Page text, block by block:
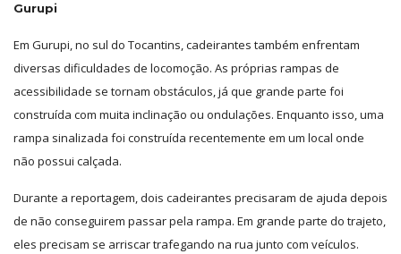
Gurupi
Em Gurupi, no sul do Tocantins, cadeirantes também enfrentam
diversas dificuldades de locomoção. As próprias rampas de
acessibilidade se tornam obstáculos, já que grande parte foi
construída com muita inclinação ou ondulações. Enquanto isso, uma
rampa sinalizada foi construída recentemente em um local onde
não possui calçada.
Durante a reportagem, dois cadeirantes precisaram de ajuda depois
de não conseguirem passar pela rampa. Em grande parte do trajeto,
eles precisam se arriscar trafegando na rua junto com veículos.